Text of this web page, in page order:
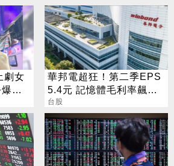
劇女
華邦電超狂！第二季EPS
5.4元 記憶體毛利率飆至
70.3%
台股